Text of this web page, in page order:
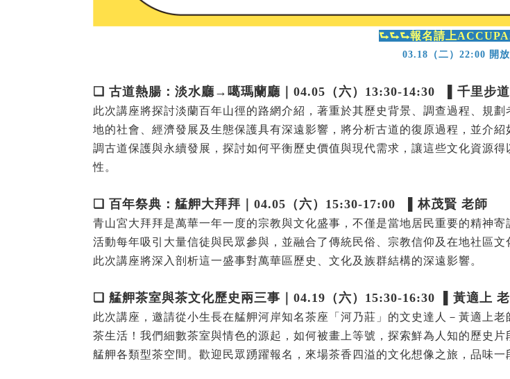
⮑⮑⮑報名請上
03.18（二）22:00 開
❏ 古道熱腸：淡水廳→噶瑪蘭廳｜04.05（六）13:30-14:30 ▌千里步
此次講座將探討淡蘭百年山徑的路網介紹，著重於其歷史背景、調查過程、規
地的社會、經濟發展及生態保護具有深遠影響，將分析古道的復原過程，並介
調古道保護與永續發展，探討如何平衡歷史價值與現代需求，讓這些文化資源
性。
❏ 百年祭典：艋舺大拜拜｜04.05（六）15:30-17:00 ▌林茂賢 老師
青山宮大拜拜是萬華一年一度的宗教與文化盛事，不僅是當地居民重要的精神
活動每年吸引大量信徒與民眾參與，並融合了傳統民俗、宗教信仰及在地社區
此次講座將深入剖析這一盛事對萬華區歷史、文化及族群結構的深遠影響。
❏ 艋舺茶室與茶文化歷史兩三事｜04.19（六）15:30-16:30 ▌黃適上
此次講座，邀請從小生長在艋舺河岸知名茶座「河乃莊」的文史達人－黃適上
茶生活！我們細數茶室與情色的源起，如何被畫上等號，探索鮮為人知的歷史
艋舺各類型茶空間。歡迎民眾踴躍報名，來場茶香四溢的文化想像之旅，品味一